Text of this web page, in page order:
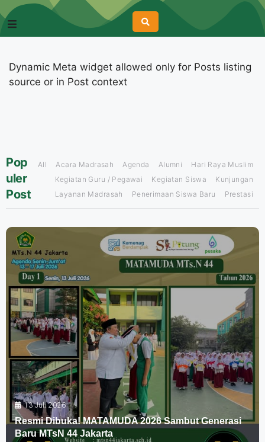
Dynamic Meta widget allowed only for Posts listing
source or in Post context
Pop
uler
Post
All Acara Madrasah Agenda Alumni
Hari Raya Muslim
Kegiatan Guru / Pegawai
Kegiatan Siswa
Kunjungan
Layanan Madrasah
Penerimaan Siswa Baru Prestasi
13 Juli 2026
Resmi Dibuka! MATAMUDA 2026 Sambut Generasi
Baru MTsN 44 Jakarta